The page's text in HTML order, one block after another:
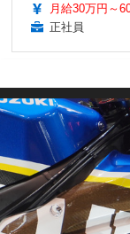
月給30万円～
正社員